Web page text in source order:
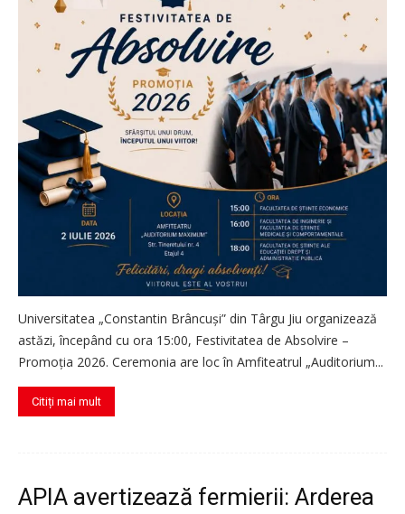
Universitatea „Constantin Brâncuși” din Târgu Jiu organizează
astăzi, începând cu ora 15:00, Festivitatea de Absolvire –
Promoția 2026. Ceremonia are loc în Amfiteatrul „Auditorium...
Citiți mai mult
APIA avertizează fermierii: Arderea